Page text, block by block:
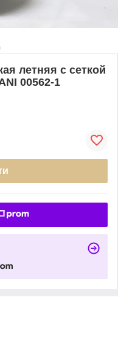
летняя с сеткой
00562-1